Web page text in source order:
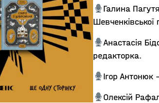
Галина
Шевченківської
Анастасія
редакторка.
Ігор
Олексій